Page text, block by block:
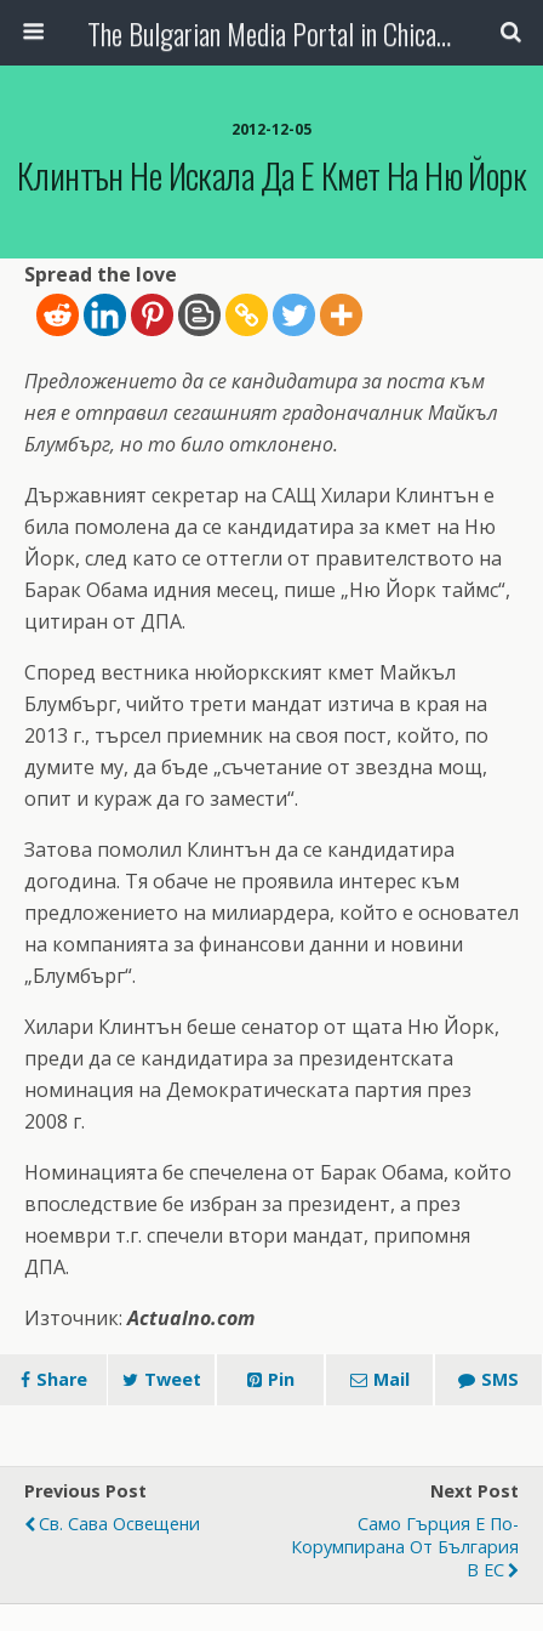
The Bulgarian Media Portal in Chicago
2012-12-05
Клинтън Не Искала Да Е Кмет На Ню Йорк
Spread the love
Предложението да се кандидатира за поста към
нея е отправил сегашният градоначалник Майкъл
Блумбърг, но то било отклонено.
Държавният секретар на САЩ Хилари Клинтън е
била помолена да се кандидатира за кмет на Ню
Йорк, след като се оттегли от правителството на
Барак Обама идния месец, пише „Ню Йорк таймс“,
цитиран от ДПА.
Според вестника нюйоркският кмет Майкъл
Блумбърг, чийто трети мандат изтича в края на
2013 г., търсел приемник на своя пост, който, по
думите му, да бъде „съчетание от звездна мощ,
опит и кураж да го замести“.
Затова помолил Клинтън да се кандидатира
догодина. Тя обаче не проявила интерес към
предложението на милиардера, който е основател
на компанията за финансови данни и новини
„Блумбърг“.
Хилари Клинтън беше сенатор от щата Ню Йорк,
преди да се кандидатира за президентската
номинация на Демократическата партия през
2008 г.
Номинацията бе спечелена от Барак Обама, който
впоследствие бе избран за президент, а през
ноември т.г. спечели втори мандат, припомня
ДПА.
Източник:Actualno.com
Share Tweet Pin Mail SMS
Previous Post
Св. Сава Освещени
Next Post
Само Гърция Е По-
Корумпирана От България
В ЕС